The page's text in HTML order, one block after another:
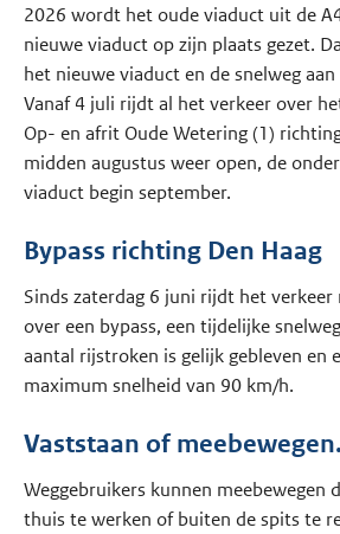
2026 wordt het oude viaduct uit de
nieuwe viaduct op zijn plaats gezet.
het nieuwe viaduct en de snelweg
Vanaf 4 juli rijdt al het verkeer over
Op- en afrit Oude Wetering (1)
midden augustus weer open, de
viaduct begin september.
Bypass richting Den Haag
Sinds zaterdag 6 juni rijdt het verkeer
over een bypass, een tijdelijke
aantal rijstroken is gelijk gebleven en
maximum snelheid van 90 km/h.
Vaststaan of
Weggebruikers kunnen meebewegen
thuis te werken of buiten de spits te